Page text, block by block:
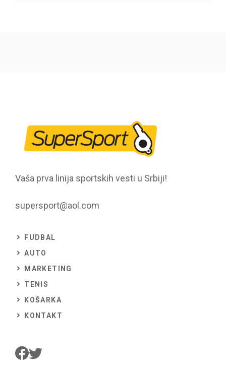
Vaša prva linija sportskih vesti u Srbiji!
supersport@aol.com
FUDBAL
AUTO
MARKETING
TENIS
KOŠARKA
KONTAKT